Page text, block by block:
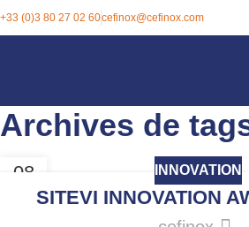
+33 (0)3 80 27 02 60cefinox@cefinox.com
Archives de
08 INNOVATION
SITEVI INNOVATION